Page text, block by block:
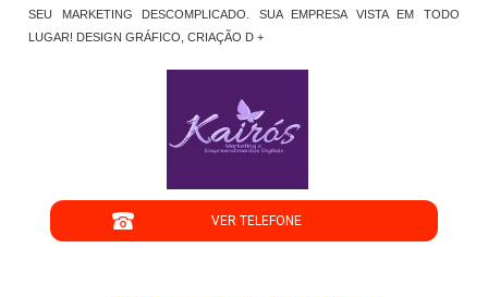
SEU MARKETING DESCOMPLICADO. SUA EMPRESA VISTA EM TODO
LUGAR! DESIGN GRÁFICO, CRIAÇÃO D +
VER TELEFONE